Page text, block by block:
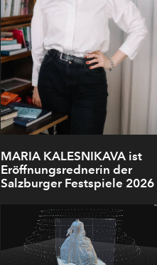
MARIA KALESNIKAVA ist
Eröffnungsrednerin der
Salzburger Festspiele 2026